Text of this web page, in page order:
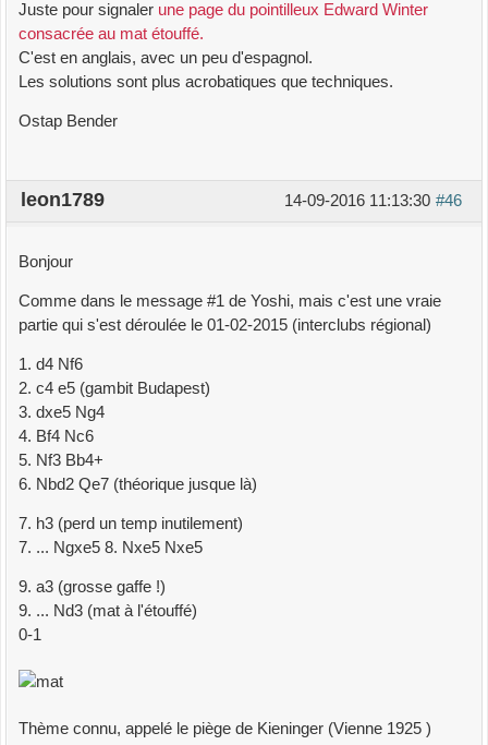
Juste pour signaler une page du pointilleux Edward Winter
consacrée au mat étouffé.
C'est en anglais, avec un peu d'espagnol.
Les solutions sont plus acrobatiques que techniques.
Ostap Bender
#46
14-09-2016 11:13:30
leon1789
Bonjour
Comme dans le message #1 de Yoshi, mais c'est une vraie
partie qui s'est déroulée le 01-02-2015 (interclubs régional)
1. d4 Nf6
2. c4 e5 (gambit Budapest)
3. dxe5 Ng4
4. Bf4 Nc6
5. Nf3 Bb4+
6. Nbd2 Qe7 (théorique jusque là)
7. h3 (perd un temp inutilement)
7. ... Ngxe5 8. Nxe5 Nxe5
9. a3 (grosse gaffe !)
9. ... Nd3 (mat à l'étouffé)
0-1
Thème connu, appelé le piège de Kieninger (Vienne 1925 )